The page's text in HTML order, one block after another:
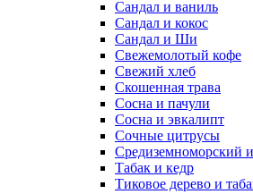
Сандал и ваниль
Сандал и кокос
Сандал и Ши
Свежемолотый кофе
Свежий хлеб
Скошенная трава
Сосна и пачули
Сосна и эвкалипт
Сочные цитрусы
Средиземноморский
Табак и кедр
Тиковое дерево и